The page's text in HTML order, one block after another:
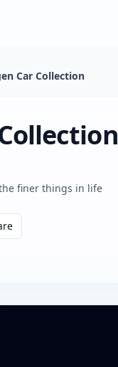
Car Collection
finer things in life